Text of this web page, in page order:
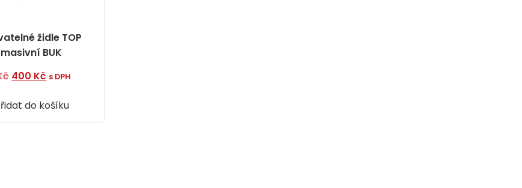
židle TOP
BUK
Původní
byla:
1
400 Kč Aktuální
je:
400 Kč.
s DPH
do košíku